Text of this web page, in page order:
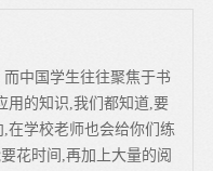
中国学生往往聚焦于书
用的知识,我们都知道,要
在学校老师也会给你们练
花时间,再加上大量的阅